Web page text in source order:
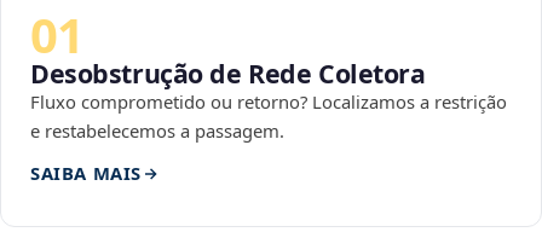
01
Desobstrução de Rede Coletora
Fluxo comprometido ou retorno? Localizamos a restrição
e restabelecemos a passagem.
SAIBA MAIS